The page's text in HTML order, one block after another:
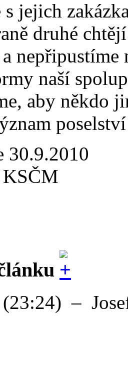
jejich
druhé
a
naší
aby někdo
dne
KSČM
–